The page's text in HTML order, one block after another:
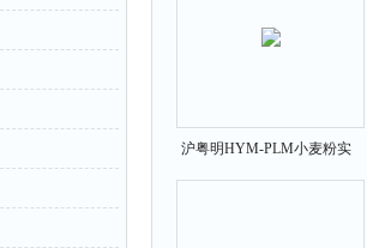
沪粤明HYM-PLM小麦粉实
验分析仪磨粉机